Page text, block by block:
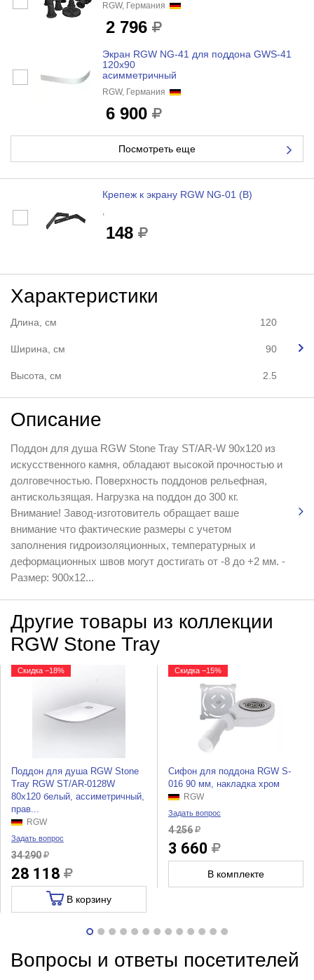
RGW, Германия
2 796
Экран RGW NG-41 для поддона GWS-41
120x90
асимметричный
RGW, Германия
6 900
Посмотреть еще
Крепеж к экрану RGW NG-01 (B)
,
148
Характеристики
Длина, см 120
Ширина, см 90
Высота, см 2.5
Описание
Поддон для душа RGW Stone Tray ST/AR-W 90x120 из
искусственного камня, обладают высокой прочностью и
долговечностью. Поверхность поддонов рельефная,
антискользящая. Нагрузка на поддон до 300 кг.
Внимание! Завод-изготовитель обращает ваше
внимание что фактические размеры с учетом
заполнения гидроизоляционных, температурных и
деформационных швов могут достигать от -8 до +2 мм. -
Размер: 900х12...
Другие товары из коллекции
RGW Stone Tray
Скидка −18%
Поддон для душа RGW Stone
Tray RGW ST/AR-0128W
80x120 белый, ассиметричный,
прав...
RGW
Задать вопрос
34 290
28 118
В корзину
Скидка −15%
Сифон для поддона RGW S-
016 90 мм, накладка хром
RGW
Задать вопрос
4 256
3 660
В комплекте
Вопросы и ответы посетителей